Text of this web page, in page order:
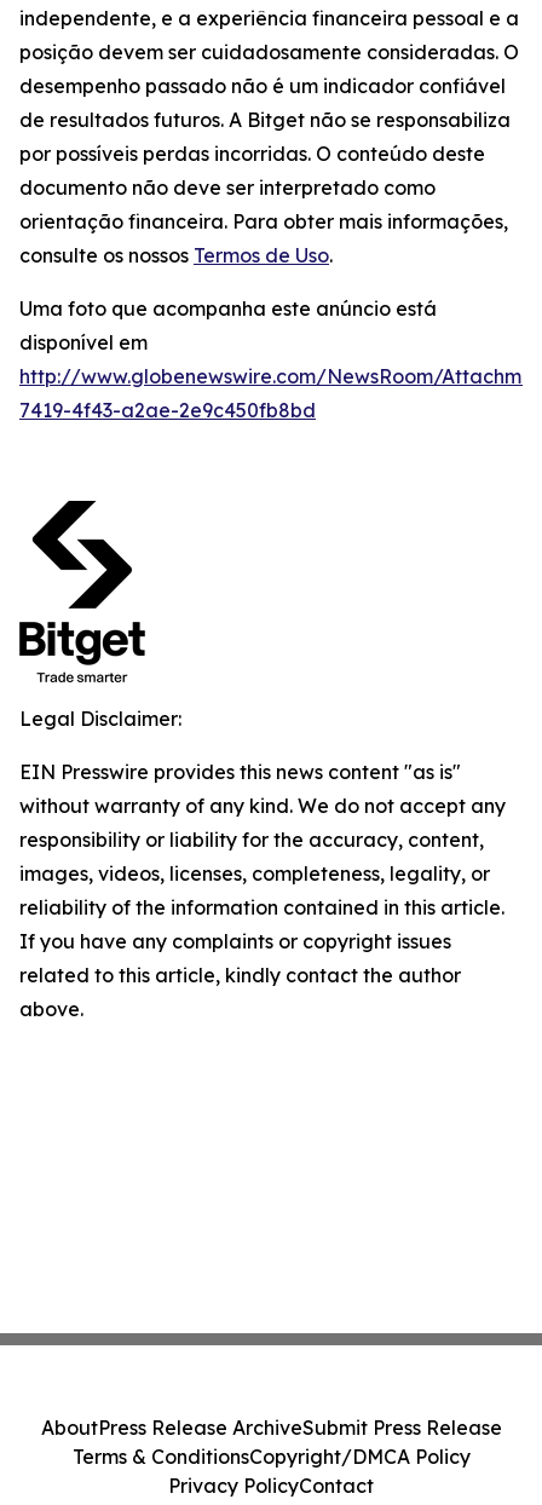
independente, e a experiência financeira pessoal e a
posição devem ser cuidadosamente consideradas. O
desempenho passado não é um indicador confiável
de resultados futuros. A Bitget não se responsabiliza
por possíveis perdas incorridas. O conteúdo deste
documento não deve ser interpretado como
orientação financeira. Para obter mais informações,
consulte os nossos Termos de Uso.
Uma foto que acompanha este anúncio está
disponível em
http://www.globenewswire.com/NewsRoom/
7419-4f43-a2ae-2e9c450fb8bd
Legal Disclaimer:
EIN Presswire provides this news content "as is"
without warranty of any kind. We do not accept any
responsibility or liability for the accuracy, content,
images, videos, licenses, completeness, legality, or
reliability of the information contained in this article.
If you have any complaints or copyright issues
related to this article, kindly contact the author
above.
AboutPress Release ArchiveSubmit Press Release
Terms & ConditionsCopyright/DMCA Policy
Privacy PolicyContact